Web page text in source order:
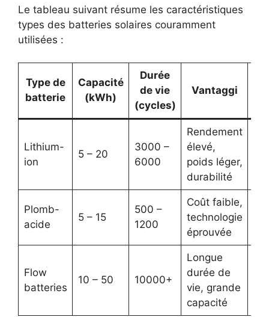
Le tableau suivant résume les caractéristiques
types des batteries solaires couramment
utilisées :
Type de
batterie
Capacité
(kWh)
Durée
de vie
(cycles)
Vantaggi
Lithium-
ion
5 – 20
3000 –
6000
Rendement
élevé,
poids léger,
durabilité
Plomb-
acide
5 – 15
500 –
1200
Coût faible,
technologie
éprouvée
Flow
batteries
10 – 50 10000+
Longue
durée de
vie, grande
capacité